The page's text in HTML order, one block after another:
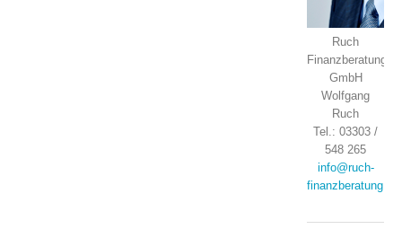
Ruch
Finanzberatung
GmbH
Wolfgang
Ruch
Tel.: 03303 /
548 265
info@ruch-
finanzberatung.de